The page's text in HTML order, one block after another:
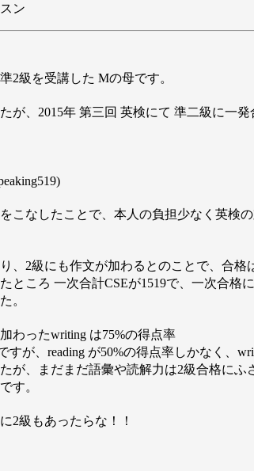
ン
2級を受講した Mの母です。
が、2015年 第三回 英検にて 準二級に一発
こなしたことで、本人の負担少なく英検
、2級にも作文が加わるとのことで、合格
ところ 一次合計CSEが1519で、一次合格
。
わったwriting は75%の得点率
すが、reading が50%の得点率しかなく、
が、まだまだ語彙や読解力は2級合格にふ
す。
2級もあったらな！！